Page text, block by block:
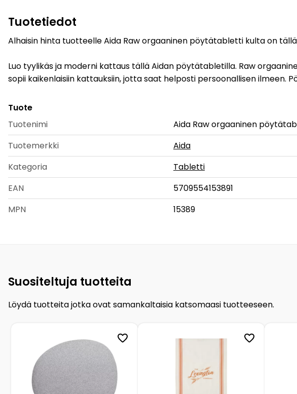
Tuotetiedot
Alhaisin hinta tuotteelle Aida Raw orgaaninen pöytätabletti kulta on
Luo tyylikäs ja moderni kattaus tällä Aidan pöytätabletilla. Raw
sopii kaikenlaisiin kattauksiin, jotta saat helposti persoonallisen
Tuote
Tuotenimi
Aida Raw orgaaninen
Tuotemerkki
Aida
Kategoria
Tabletti
EAN
5709554153891
MPN
15389
Suositeltuja tuotteita
Löydä tuotteita jotka ovat samankaltaisia katsomaasi tuotteeseen.